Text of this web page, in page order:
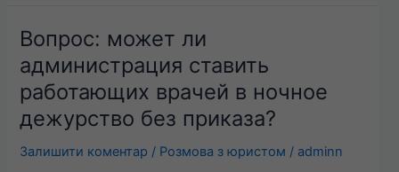
Вопрос: может ли
администрация ставить
работающих врачей в ночное
дежурство без приказа?
Залишити коментар / Розмова з юристом / adminn
Вопрос:
ли
администрация
ставить
врачей